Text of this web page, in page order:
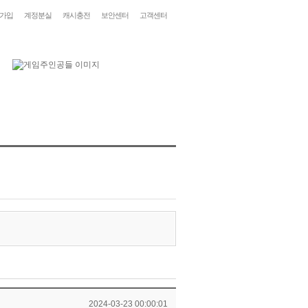
입 계정분실 캐시충전 보안센터 고객센터
2024-03-23 00:00:01